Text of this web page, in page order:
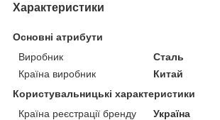
Характеристики
Основні атрибути
Виробник
Сталь
Країна виробник
Китай
Користувальницькі характеристики
Країна реєстрації бренду
Україна